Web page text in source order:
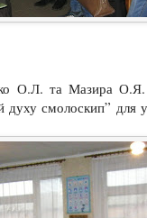
О.Л. та Мазира
духу смолоскип”